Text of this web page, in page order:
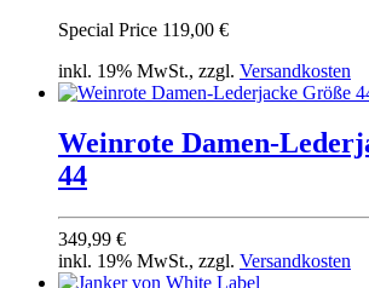
Special Price 119,00 €
inkl. 19% MwSt., zzgl. Versandkosten
Weinrote Damen-
44
349,99 €
inkl. 19% MwSt., zzgl. Versandkosten